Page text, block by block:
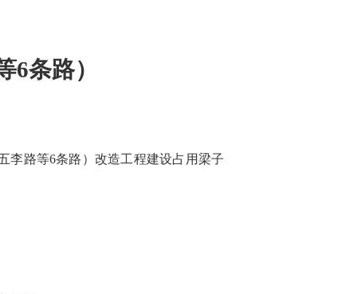
条路）
李路等6条路）改造工程建设占用梁子